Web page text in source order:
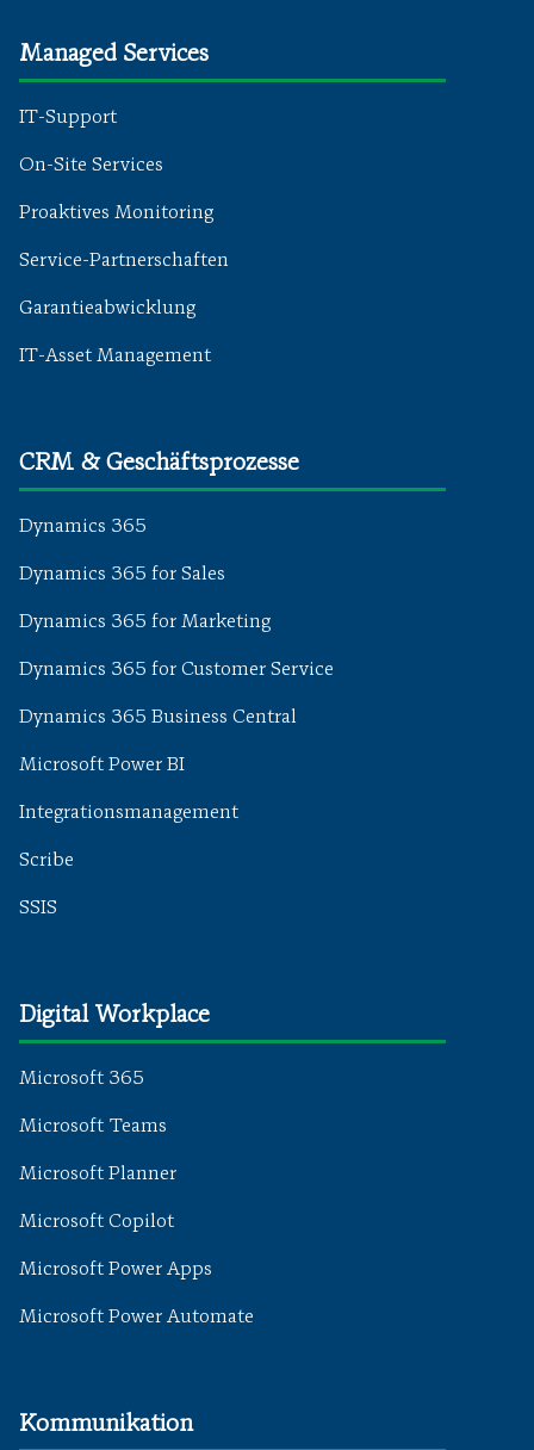
Managed Services
IT-Support
On-Site Services
Proaktives Monitoring
Service-Partnerschaften
Garantieabwicklung
IT-Asset Management
CRM & Geschäftsprozesse
Dynamics 365
Dynamics 365 for Sales
Dynamics 365 for Marketing
Dynamics 365 for Customer Service
Dynamics 365 Business Central
Microsoft Power BI
Integrationsmanagement
Scribe
SSIS
Digital Workplace
Microsoft 365
Microsoft Teams
Microsoft Planner
Microsoft Copilot
Microsoft Power Apps
Microsoft Power Automate
Kommunikation